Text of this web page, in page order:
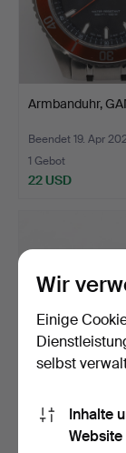
Armbanduhr,
Beendet 19. Apr
1 Gebot
22 USD
Armbanduhr,
Seamaster 30.
Beendet 14. Apr
Wir
Einige
selbst
Inhalte
Website